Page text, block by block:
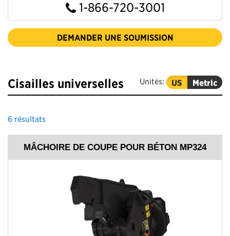
1-866-720-3001
DEMANDER UNE SOUMISSION
Unités: US Metric
Cisailles universelles
6 résultats
MÂCHOIRE DE COUPE POUR BÉTON MP324